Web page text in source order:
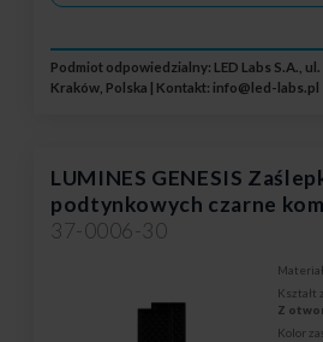
Podmiot odpowiedzialny: LED Labs S.A.,
Kraków, Polska | Kontakt: info@led-labs.pl
LUMINES GENESIS
podtynkowych czarne
37-0006-30
Kształt
Z
Kolor